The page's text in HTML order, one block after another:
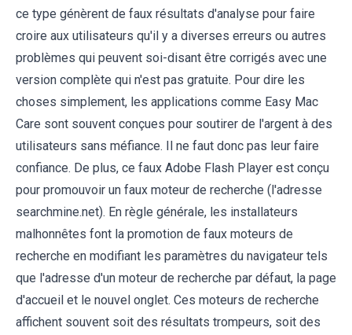
ce type génèrent de faux résultats d'analyse pour faire
croire aux utilisateurs qu'il y a diverses erreurs ou autres
problèmes qui peuvent soi-disant être corrigés avec une
version complète qui n'est pas gratuite. Pour dire les
choses simplement, les applications comme Easy Mac
Care sont souvent conçues pour soutirer de l'argent à des
utilisateurs sans méfiance. Il ne faut donc pas leur faire
confiance. De plus, ce faux Adobe Flash Player est conçu
pour promouvoir un faux moteur de recherche (l'adresse
searchmine.net). En règle générale, les installateurs
malhonnêtes font la promotion de faux moteurs de
recherche en modifiant les paramètres du navigateur tels
que l'adresse d'un moteur de recherche par défaut, la page
d'accueil et le nouvel onglet. Ces moteurs de recherche
affichent souvent soit des résultats trompeurs, soit des